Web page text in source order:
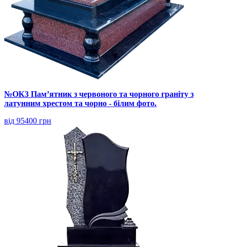
№ОК3 Пам’ятник з червоного та чорного граніту з
латунним хрестом та чорно - білим фото.
від 95400 грн